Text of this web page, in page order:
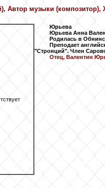
Автор музыки (композитор),
Юрьева
Юрьева Анна
Родилась в
Преподает
"Стронций". Член
Отец, Валентин